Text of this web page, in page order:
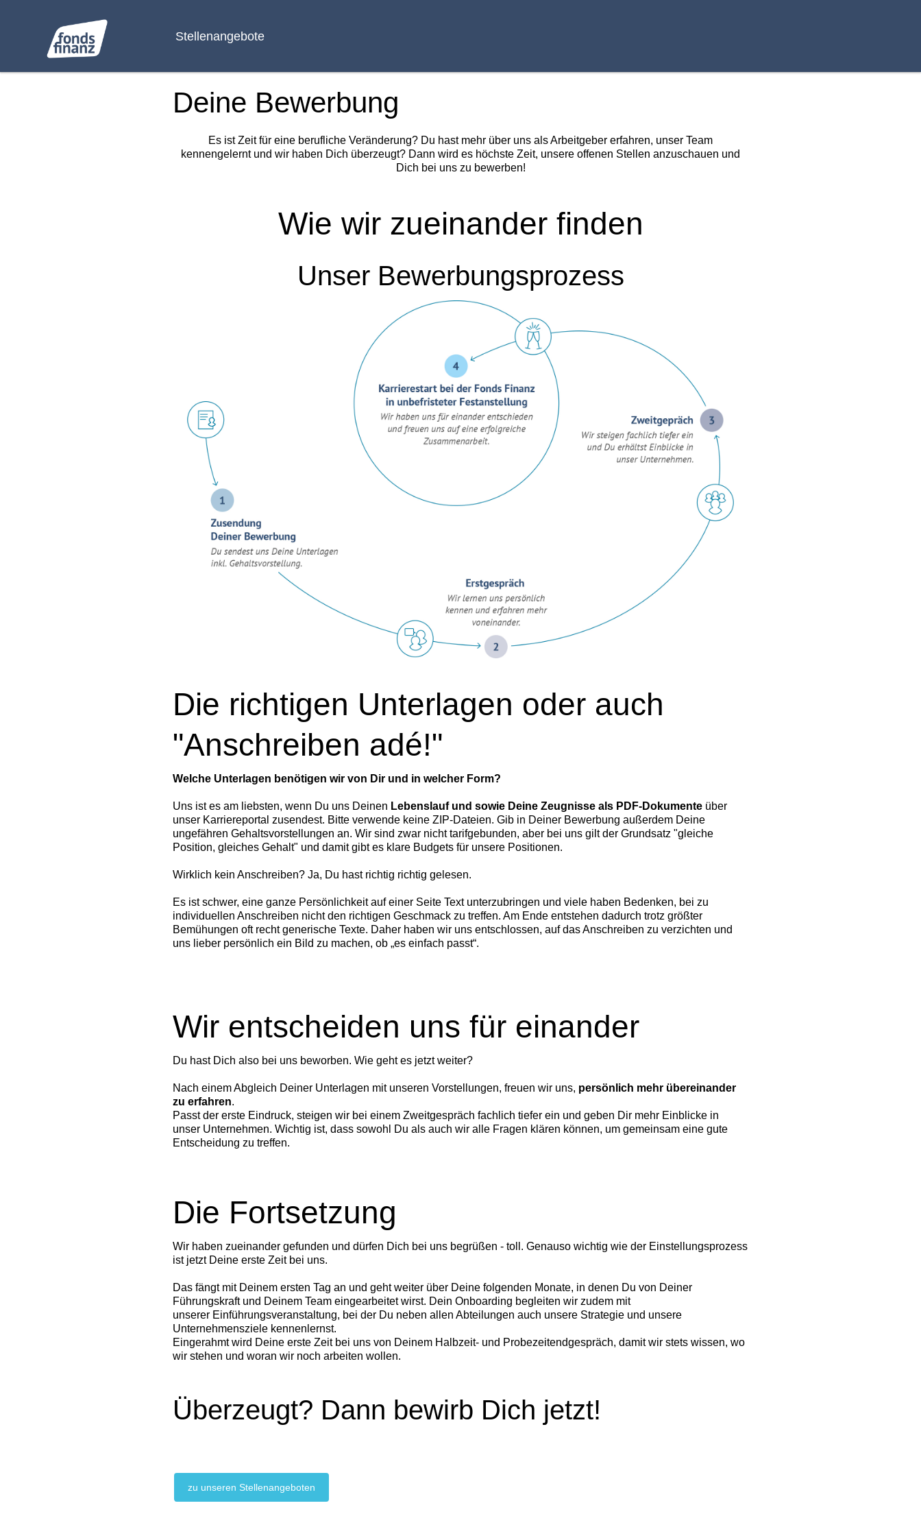
Stellenangebote
Deine Bewerbung
Es ist Zeit für eine berufliche Veränderung? Du hast mehr über uns als Arbeitgeber erfahren, unser Team
kennengelernt und wir haben Dich überzeugt? Dann wird es höchste Zeit, unsere offenen Stellen anzuschauen und
Dich bei uns zu bewerben!
Wie wir zueinander finden
Unser Bewerbungsprozess
Die richtigen Unterlagen oder auch
"Anschreiben adé!"
Welche Unterlagen benötigen wir von Dir und in welcher Form?
Uns ist es am liebsten, wenn Du uns Deinen Lebenslauf und sowie Deine Zeugnisse als PDF-Dokumente über
unser Karriereportal zusendest. Bitte verwende keine ZIP-Dateien. Gib in Deiner Bewerbung außerdem Deine
ungefähren Gehaltsvorstellungen an. Wir sind zwar nicht tarifgebunden, aber bei uns gilt der Grundsatz "gleiche
Position, gleiches Gehalt" und damit gibt es klare Budgets für unsere Positionen.
Wirklich kein Anschreiben? Ja, Du hast richtig richtig gelesen.
Es ist schwer, eine ganze Persönlichkeit auf einer Seite Text unterzubringen und viele haben Bedenken, bei zu
individuellen Anschreiben nicht den richtigen Geschmack zu treffen. Am Ende entstehen dadurch trotz größter
Bemühungen oft recht generische Texte. Daher haben wir uns entschlossen, auf das Anschreiben zu verzichten und
uns lieber persönlich ein Bild zu machen, ob „es einfach passt“.
Wir entscheiden uns für einander
Du hast Dich also bei uns beworben. Wie geht es jetzt weiter?
Nach einem Abgleich Deiner Unterlagen mit unseren Vorstellungen, freuen wir uns, persönlich mehr übereinander
zu erfahren.
Passt der erste Eindruck, steigen wir bei einem Zweitgespräch fachlich tiefer ein und geben Dir mehr Einblicke in
unser Unternehmen. Wichtig ist, dass sowohl Du als auch wir alle Fragen klären können, um gemeinsam eine gute
Entscheidung zu treffen.
Die Fortsetzung
Wir haben zueinander gefunden und dürfen Dich bei uns begrüßen - toll. Genauso wichtig wie der Einstellungsprozess
ist jetzt Deine erste Zeit bei uns.
Das fängt mit Deinem ersten Tag an und geht weiter über Deine folgenden Monate, in denen Du von Deiner
Führungskraft und Deinem Team eingearbeitet wirst. Dein Onboarding begleiten wir zudem mit
unserer Einführungsveranstaltung, bei der Du neben allen Abteilungen auch unsere Strategie und unsere
Unternehmensziele kennenlernst.
Eingerahmt wird Deine erste Zeit bei uns von Deinem Halbzeit- und Probezeitendgespräch, damit wir stets wissen, wo
wir stehen und woran wir noch arbeiten wollen.
Überzeugt? Dann bewirb Dich jetzt!
zu unseren Stellenangeboten